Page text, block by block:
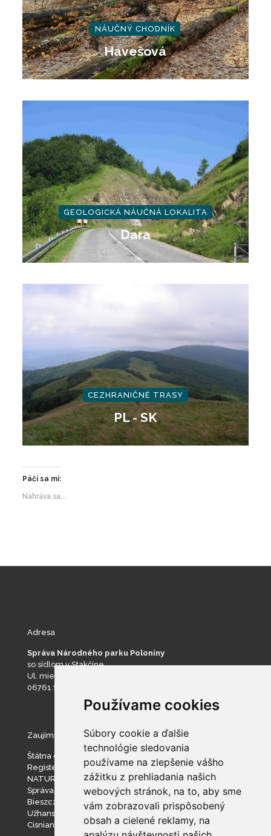
Používame cookies
Súbory cookie a ďalšie
technológie sledovania
používame na zlepšenie vášho
zážitku z prehliadania našich
webových stránok, na to, aby sme
vám zobrazovali prispôsobený
obsah a cielené reklamy, na
NÁUČNÝ CHODNÍK
Havešová
GEOLOGICKÁ NÁUČNÁ LOKALITA
Dara
CEZHRANIČNÉ TRASY
PL - SK
Páči sa mi:
Nahráva sa...
Adresa
Správa Národného parku Poloniny
so sídlom v Stakčíne
Ul. mieru 193
06761 Stakčín
Zaujímavé stránky
Štátna ochrana prírody SR
Register ponúkaného majetku štátu
NATURA 2000
Správa slovenských jaskýň
Bieszczadzki Park Narodowy
Užhanský národný prírodný park
Cisniansko-Wetlinský park krajobrazowy